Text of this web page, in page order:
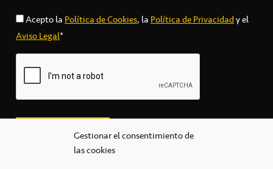
Gestionar el consentimiento de
las cookies
Acepto laPolítica de Cookies, laPolítica de Privacidady el
Aviso Legal*